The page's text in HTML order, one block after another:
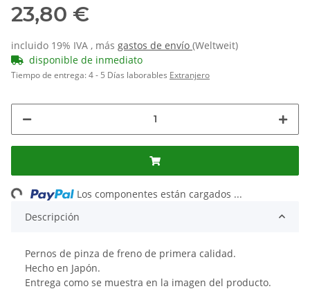
23,80 €
incluido 19% IVA , más gastos de envío (Weltweit)
disponible de inmediato
Tiempo de entrega:4 - 5 Días laborables Extranjero
Loading...
Los componentes están cargados ...
Descripción
Pernos de pinza de freno de primera calidad.
Hecho en Japón.
Entrega como se muestra en la imagen del producto.